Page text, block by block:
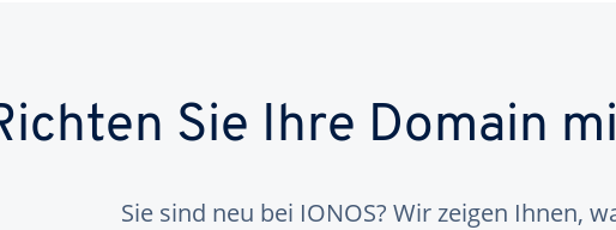
Sie Ihre Domain
Sie sind neu bei IONOS? Wir zeigen Ihnen,